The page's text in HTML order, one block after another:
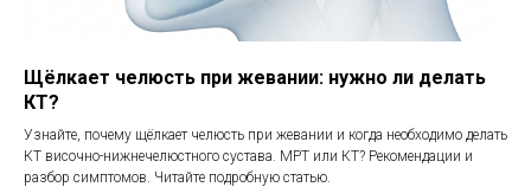
Щёлкает челюсть при жевании: нужно ли делать
КТ?
Узнайте, почему щёлкает челюсть при жевании и когда необходимо делать
КТ височно-нижнечелюстного сустава. МРТ или КТ? Рекомендации и
разбор симптомов. Читайте подробную статью.